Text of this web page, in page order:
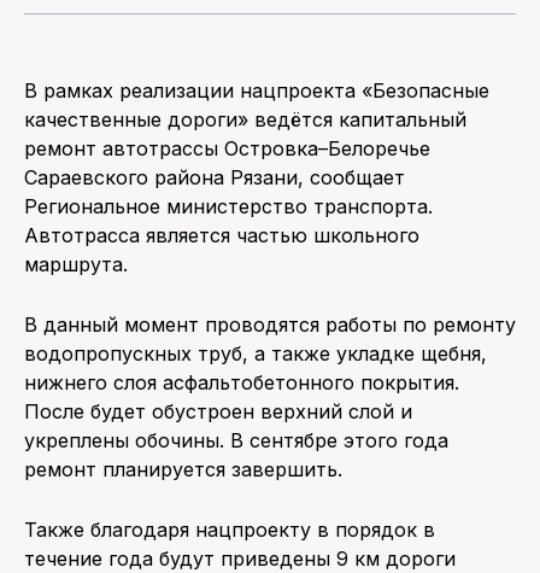
В рамках реализации нацпроекта «Безопасные
качественные дороги» ведётся капитальный
ремонт автотрассы Островка–Белоречье
Сараевского района Рязани, сообщает
Региональное министерство транспорта.
Автотрасса является частью школьного
маршрута.
В данный момент проводятся работы по ремонту
водопропускных труб, а также укладке щебня,
нижнего слоя асфальтобетонного покрытия.
После будет обустроен верхний слой и
укреплены обочины. В сентябре этого года
ремонт планируется завершить.
Также благодаря нацпроекту в порядок в
течение года будут приведены 9 км дороги